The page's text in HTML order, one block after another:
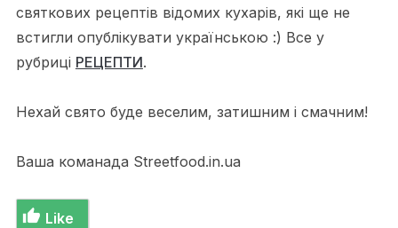
святкових рецептів відомих кухарів, які ще не
встигли опублікувати українською :) Все у
рубриці РЕЦЕПТИ.
Нехай свято буде веселим, затишним і смачним!
Ваша команада Streetfood.in.ua
Like